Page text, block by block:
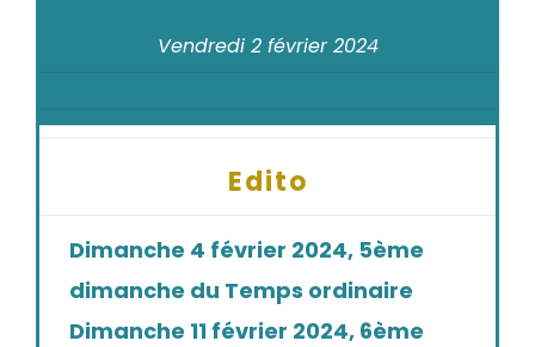
Vendredi 2 février 2024
Edito
Dimanche 4 février 2024, 5ème
dimanche du Temps ordinaire
Dimanche 11 février 2024, 6ème